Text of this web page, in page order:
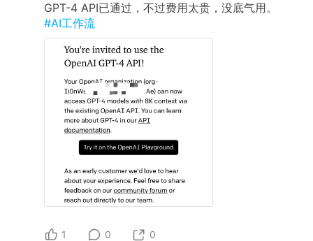
GPT-4 API已通过，不过费用太贵，没底气用。
#AI工作流
1 0 0